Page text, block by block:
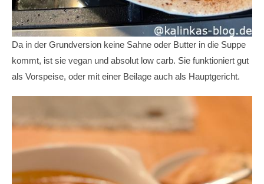
Da in der Grundversion keine Sahne oder Butter in die Suppe
kommt, ist sie vegan und absolut low carb. Sie funktioniert gut
als Vorspeise, oder mit einer Beilage auch als Hauptgericht.